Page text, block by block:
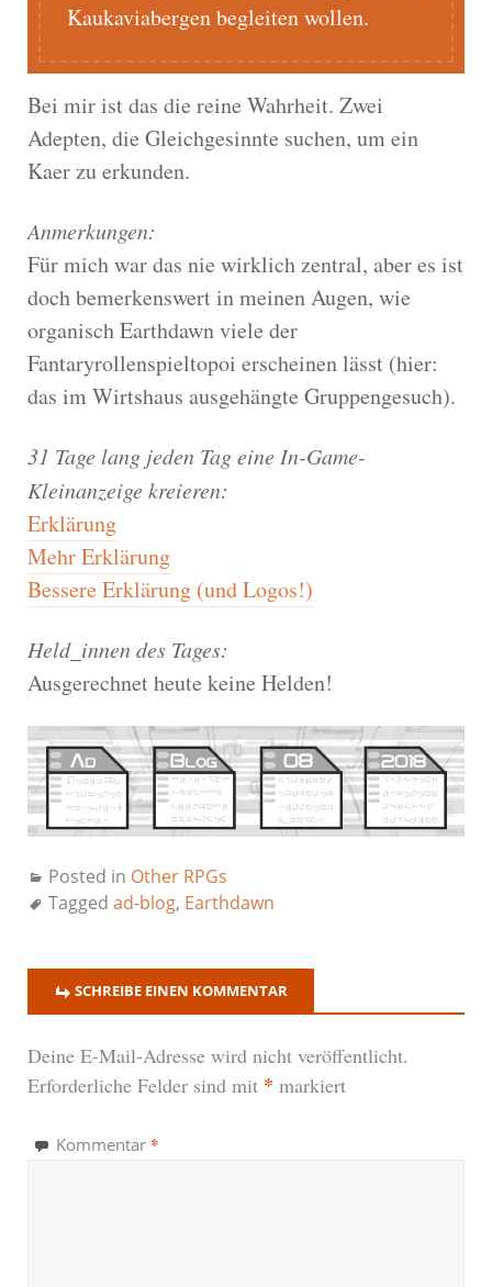
Kaukaviabergen begleiten wollen.
Bei mir ist das die reine Wahrheit. Zwei
Adepten, die Gleichgesinnte suchen, um ein
Kaer zu erkunden.
Anmerkungen:
Für mich war das nie wirklich zentral, aber es ist
doch bemerkenswert in meinen Augen, wie
organisch Earthdawn viele der
Fantaryrollenspieltopoi erscheinen lässt (hier:
das im Wirtshaus ausgehängte Gruppengesuch).
31 Tage lang jeden Tag eine In-Game-
Kleinanzeige kreieren:
Erklärung
Mehr Erklärung
Bessere Erklärung (und Logos!)
Held_innen des Tages:
Ausgerechnet heute keine Helden!
Posted in Other RPGs
Tagged ad-blog, Earthdawn
SCHREIBE EINEN KOMMENTAR
Deine E-Mail-Adresse wird nicht veröffentlicht.
Erforderliche Felder sind mit * markiert
Kommentar *